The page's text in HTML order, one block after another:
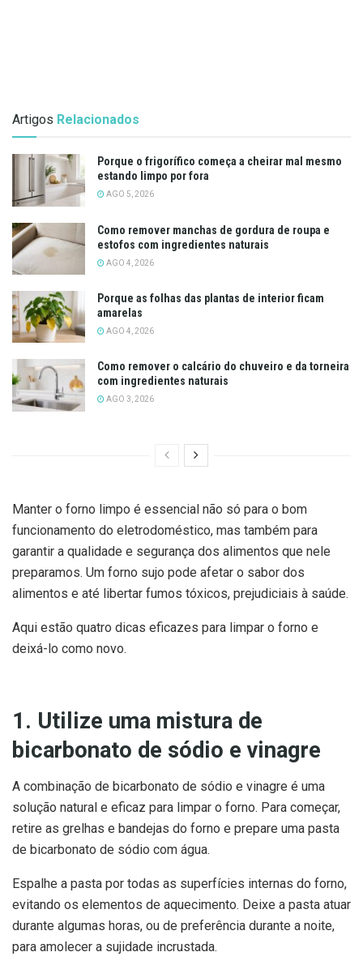
Artigos Relacionados
Porque o frigorífico começa a cheirar mal mesmo
estando limpo por fora
AGO 5, 2026
Como remover manchas de gordura de roupa e
estofos com ingredientes naturais
AGO 4, 2026
Porque as folhas das plantas de interior ficam
amarelas
AGO 4, 2026
Como remover o calcário do chuveiro e da torneira
com ingredientes naturais
AGO 3, 2026
Manter o forno limpo é essencial não só para o bom
funcionamento do eletrodoméstico, mas também para
garantir a qualidade e segurança dos alimentos que nele
preparamos. Um forno sujo pode afetar o sabor dos
alimentos e até libertar fumos tóxicos, prejudiciais à saúde.
Aqui estão quatro dicas eficazes para limpar o forno e
deixá-lo como novo.
1. Utilize uma mistura de
bicarbonato de sódio e vinagre
A combinação de bicarbonato de sódio e vinagre é uma
solução natural e eficaz para limpar o forno. Para começar,
retire as grelhas e bandejas do forno e prepare uma pasta
de bicarbonato de sódio com água.
Espalhe a pasta por todas as superfícies internas do forno,
evitando os elementos de aquecimento. Deixe a pasta atuar
durante algumas horas, ou de preferência durante a noite,
para amolecer a sujidade incrustada.